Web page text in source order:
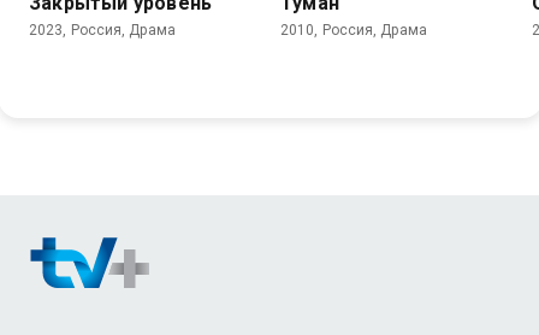
2023, Россия, Драма 2010, Россия, Драма